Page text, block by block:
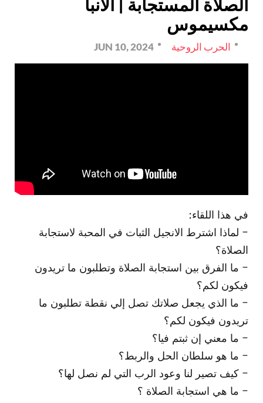
الصلاة المستجابة | الأنبا
مكسيموس
الحرب الروحية JUN 10, 2024
في هذا اللقاء:
- لماذا اشترط الانجيل الثبات في المحبة لاستجابة
الصلاة؟
- ما الفرق بين استجابة الصلاة وتطلبون ما تريدون
فيكون لكم؟
- ما الذي يجعل صلاتك تصل إلي نقطة تطلبون ما
تريدون فيكون لكم؟
- ما معني إن ثبتم فيا؟
- ما هو سلطان الحل والربط؟
- كيف تصير لنا وعود الرب التي لم نصل لها؟
- ما هي استجابة الصلاة ؟